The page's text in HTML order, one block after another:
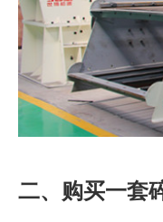
二、购买一套